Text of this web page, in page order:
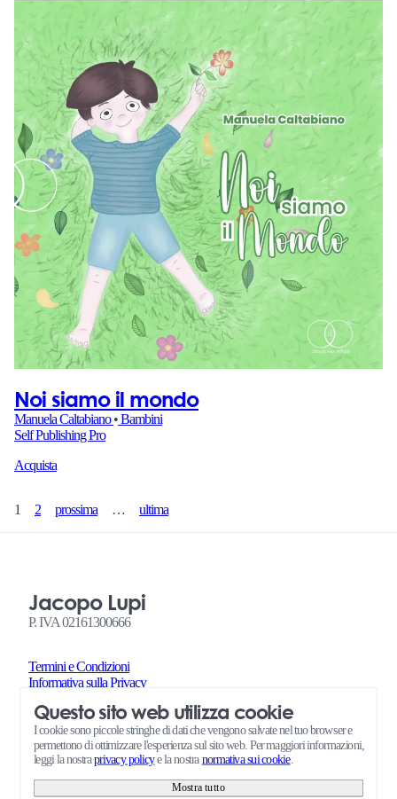
Noi siamo il mondo
Manuela Caltabiano•Bambini
Self Publishing Pro
Acquista
1 2 prossima … ultima
Jacopo Lupi
P. IVA 02161300666
Termini e Condizioni
Informativa sulla Privacy
Amministrazione
Consensi cookie
Questo sito web utilizza cookie
I cookie sono piccole stringhe di dati che vengono salvate nel tuo browser e
permettono di ottimizzare l'esperienza sul sito web. Per maggiori informazioni,
leggi la nostraprivacy policye la nostranormativa sui cookie.
Mostra tutto